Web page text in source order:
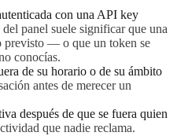
con una API key
panel suele significar que una
previsto — o que un token se
conocías.
de su horario o de su ámbito
antes de merecer un
después de que se fuera quien
que nadie reclama.